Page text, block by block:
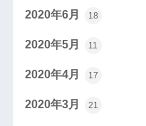
2020年6月 18
2020年5月 11
2020年4月 17
2020年3月 21